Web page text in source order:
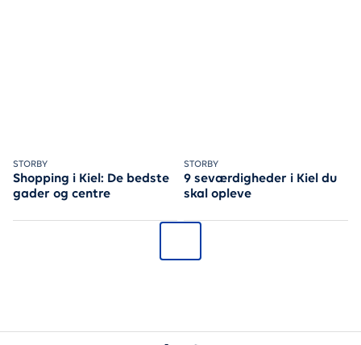
Shopping i Kiel: De bedste
gader og centre
STORBY
Se, hvor du skal tage hen, når den står på shopping i Kiel
9 seværdigheder i Kiel du
skal opleve
STORBY
Guide til den charmerende